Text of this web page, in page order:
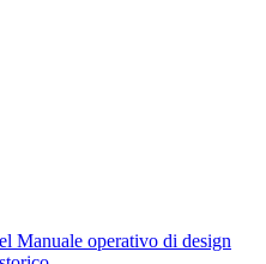
Manuale operativo di design